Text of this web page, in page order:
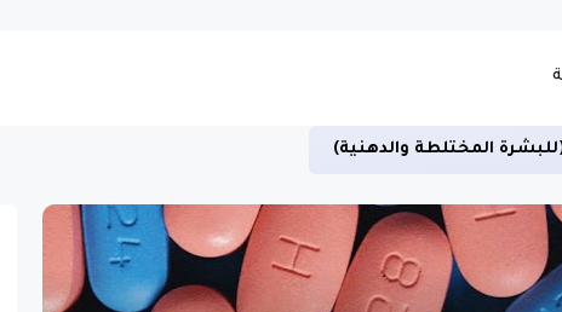
وتسهيل الهضم -اقرأ المزيد عن الاستخدام الصحيح للسمسم